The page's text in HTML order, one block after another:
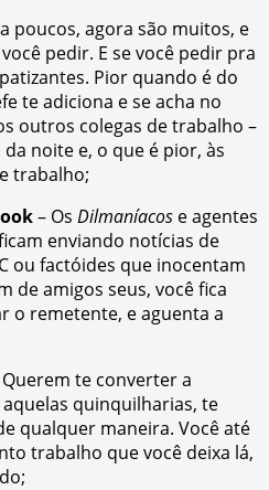
poucos, agora são muitos, e
pedir. E se você pedir pra
Pior quando é do
te adiciona e se acha no
outros colegas de trabalho –
noite e, o que é pior, às
trabalho;
– Os Dilmaníacos e agentes
enviando notícias de
ou factóides que inocentam
de amigos seus, você fica
o remetente, e aguenta a
Querem te converter a
quinquilharias, te
qualquer maneira. Você até
trabalho que você deixa lá,